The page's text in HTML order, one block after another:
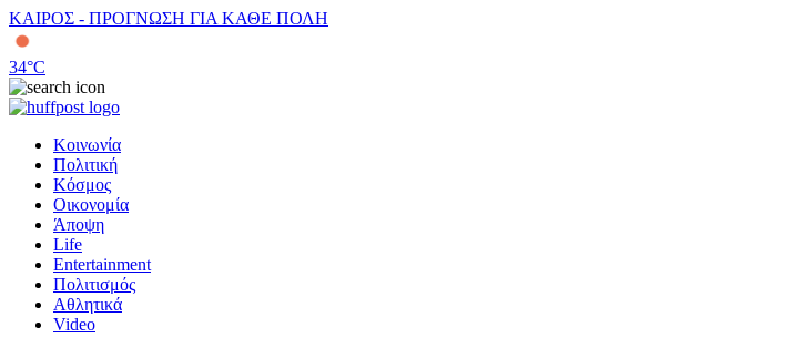
ΚΑΙΡΟΣ - ΠΡΟΓΝΩΣΗ ΓΙΑ ΚΑΘΕ ΠΟΛΗ
34°C
Κοινωνία
Πολιτική
Κόσμος
Οικονομία
Άποψη
Life
Entertainment
Πολιτισμός
Αθλητικά
Video